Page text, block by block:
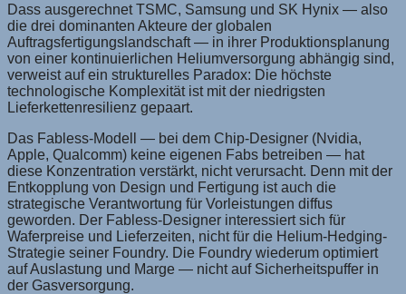
Dass ausgerechnet TSMC, Samsung und SK Hynix — also
die drei dominanten Akteure der globalen
Auftragsfertigungslandschaft — in ihrer Produktionsplanung
von einer kontinuierlichen Heliumversorgung abhängig sind,
verweist auf ein strukturelles Paradox: Die höchste
technologische Komplexität ist mit der niedrigsten
Lieferkettenresilienz gepaart.
Das Fabless-Modell — bei dem Chip-Designer (Nvidia,
Apple, Qualcomm) keine eigenen Fabs betreiben — hat
diese Konzentration verstärkt, nicht verursacht. Denn mit der
Entkopplung von Design und Fertigung ist auch die
strategische Verantwortung für Vorleistungen diffus
geworden. Der Fabless-Designer interessiert sich für
Waferpreise und Lieferzeiten, nicht für die Helium-Hedging-
Strategie seiner Foundry. Die Foundry wiederum optimiert
auf Auslastung und Marge — nicht auf Sicherheitspuffer in
der Gasversorgung.